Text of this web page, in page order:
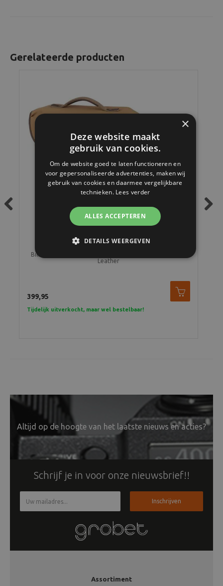
Gerelateerde producten
Billingham Hadley Pro 2020 Khaki Fibrenyte / Chocolate
Leather
399,95
Tijdelijk uitverkocht, maar wel bestelbaar!
Altijd op de hoogte van het laatste nieuws en acties?
Schrijf je in voor onze nieuwsbrief!!
Inschrijven
Assortiment
×
Deze website maakt
gebruik van cookies.
Om de website goed te laten functioneren en
voor gepersonaliseerde advertenties, maken wij
gebruik van cookies en daarmee vergelijkbare
technieken. Lees verder
ALLES ACCEPTEREN
DETAILS WEERGEVEN